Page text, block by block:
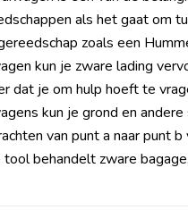
als het gaat om
zoals een
kun je zware lading
dat je om hulp hoeft te
kun je grond en
van punt a naar punt b
tool behandelt zware